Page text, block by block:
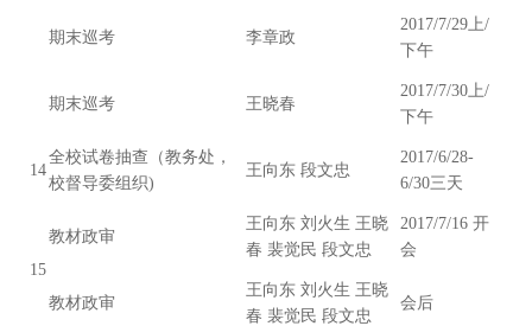
期末巡考 李章政
2017/7/29上/
下午
期末巡考 王晓春
2017/7/30上/
下午
14
全校试卷抽查（教务处，
校督导委组织)
王向东 段文忠
2017/6/28-
6/30三天
15
教材政审
王向东 刘火生 王晓
春 裴觉民 段文忠
2017/7/16 开
会
教材政审
王向东 刘火生 王晓
春 裴觉民 段文忠
会后